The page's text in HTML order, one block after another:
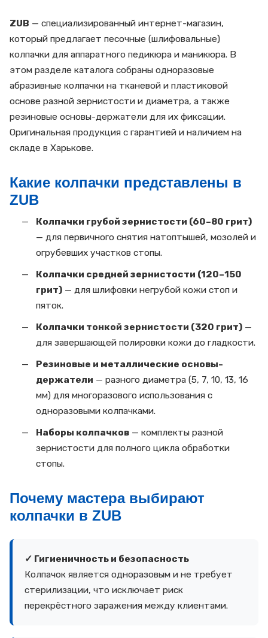
ZUB — специализированный интернет-магазин,
который предлагает песочные (шлифовальные)
колпачки для аппаратного педикюра и маникюра. В
этом разделе каталога собраны одноразовые
абразивные колпачки на тканевой и пластиковой
основе разной зернистости и диаметра, а также
резиновые основы-держатели для их фиксации.
Оригинальная продукция с гарантией и наличием на
складе в Харькове.
Какие колпачки представлены в
ZUB
Колпачки грубой зернистости (60–80 грит)
— для первичного снятия натоптышей, мозолей и
огрубевших участков стопы.
Колпачки средней зернистости (120–150
грит) — для шлифовки негрубой кожи стоп и
пяток.
Колпачки тонкой зернистости (320 грит) —
для завершающей полировки кожи до гладкости.
Резиновые и металлические основы-
держатели — разного диаметра (5, 7, 10, 13, 16
мм) для многоразового использования с
одноразовыми колпачками.
Наборы колпачков — комплекты разной
зернистости для полного цикла обработки
стопы.
Почему мастера выбирают
колпачки в ZUB
✓ Гигиеничность и безопасность
Колпачок является одноразовым и не требует
стерилизации, что исключает риск
перекрёстного заражения между клиентами.